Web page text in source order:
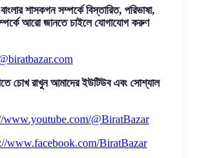
শাসকগন সম্পর্কে বিস্তারিত, পরিভাষা,
আরো জানতে চাইলে যোগাযোগ করুণ
চোখ রাখুন আমাদের ইউটিউব এবং সোশ্যাল
www.youtube.com/@BiratBazar
www.facebook.com/BiratBazar